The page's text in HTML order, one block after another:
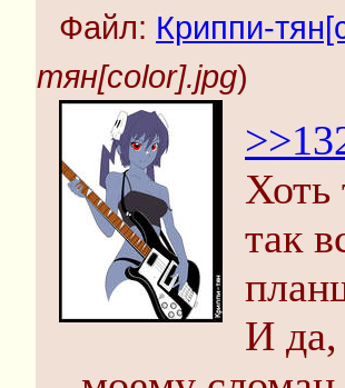
Файл: Криппи-
тян[color].jpg)
Хоть
так
И да,